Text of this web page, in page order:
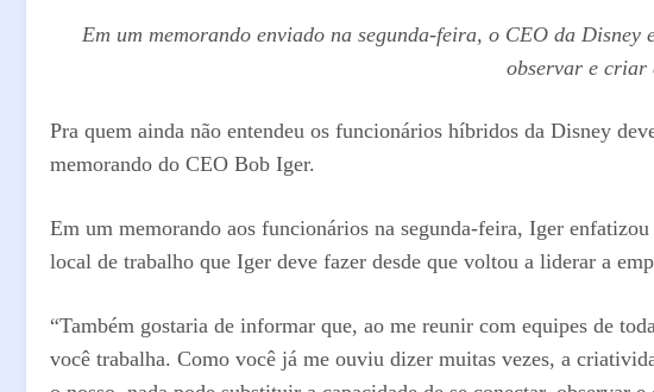
Em um memorando enviado na segunda-feira, o CEO da
observar e criar
Pra quem ainda não entendeu os funcionários híbridos da Disney
memorando do CEO Bob Iger.
Em um memorando aos funcionários na segunda-feira, Iger
local de trabalho que Iger deve fazer desde que voltou a liderar a
“Também gostaria de informar que, ao me reunir com equipes de
você trabalha. Como você já me ouviu dizer muitas vezes, a